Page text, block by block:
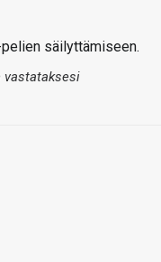
säilyttämiseen.
vastataksesi